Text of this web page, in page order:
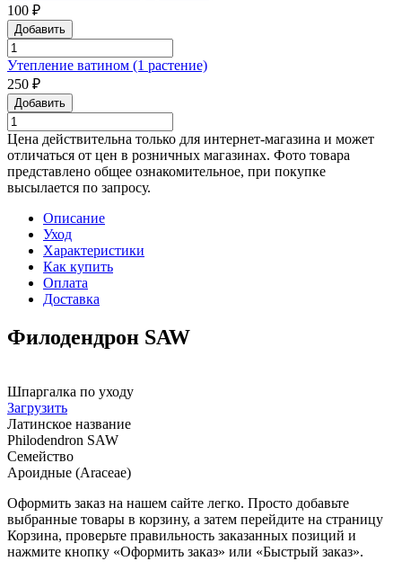
100 ₽
Добавить
Утепление ватином (1 растение)
250 ₽
Добавить
Цена действительна только для интернет-магазина и может
отличаться от цен в розничных магазинах. Фото товара
представлено общее ознакомительное, при покупке
высылается по запросу.
Описание
Уход
Характеристики
Как купить
Оплата
Доставка
Филодендрон SAW
Шпаргалка по уходу
Загрузить
Латинское название
Philodendron SAW
Семейство
Ароидные (Araceae)
Оформить заказ на нашем сайте легко. Просто добавьте
выбранные товары в корзину, а затем перейдите на страницу
Корзина, проверьте правильность заказанных позиций и
нажмите кнопку «Оформить заказ» или «Быстрый заказ».